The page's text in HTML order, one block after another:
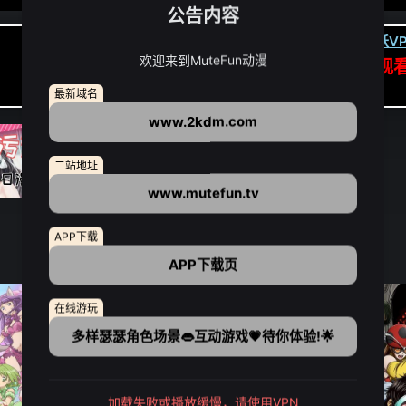
下载虎跃
APP高速专线可前往APP观
公告内容
欢迎来到MuteFun动漫
最新域名
www.2kdm.com
二站地址
www.mutefun.tv
APP下载
APP下载页
在线游玩
多样瑟瑟角色场景👄互动游戏💗待你体验!🌟
加载失败或播放缓慢，请使用VPN